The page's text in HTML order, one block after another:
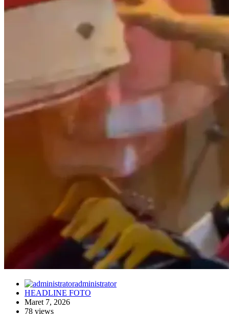
administrator
HEADLINE FOTO
Maret 7, 2026
78 views